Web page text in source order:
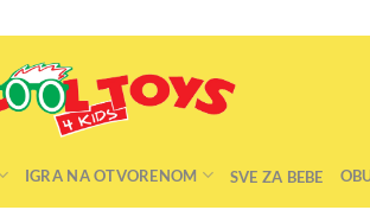
IGRA NA OTVORENOM SVE ZA BEBE